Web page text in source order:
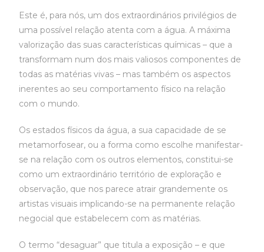
Este é, para nós, um dos extraordinários privilégios de
uma possível relação atenta com a água. A máxima
valorização das suas características químicas – que a
transformam num dos mais valiosos componentes de
todas as matérias vivas – mas também os aspectos
inerentes ao seu comportamento físico na relação
com o mundo.
Os estados físicos da água, a sua capacidade de se
metamorfosear, ou a forma como escolhe manifestar-
se na relação com os outros elementos, constitui-se
como um extraordinário território de exploração e
observação, que nos parece atrair grandemente os
artistas visuais implicando-se na permanente relação
negocial que estabelecem com as matérias.
O termo “desaguar” que titula a exposição – e que